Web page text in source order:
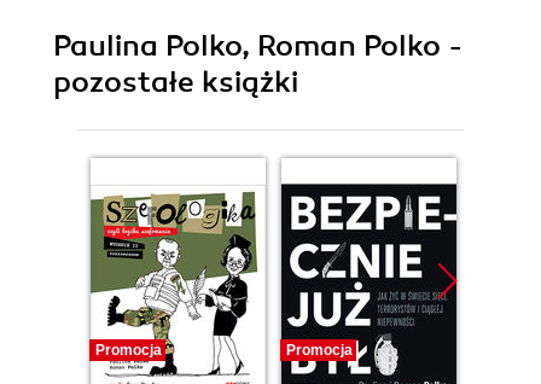
Paulina Polko, Roman Polko -
pozostałe książki
Promocja Promocja